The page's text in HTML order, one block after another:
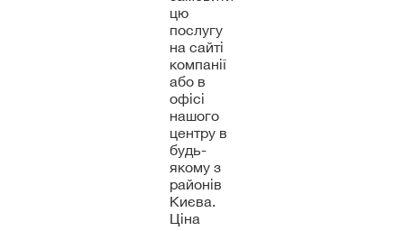
цю
послугу
на сайті
компанії
або в
офісі
нашого
центру в
будь-
якому з
районів
Києва.
Ціна